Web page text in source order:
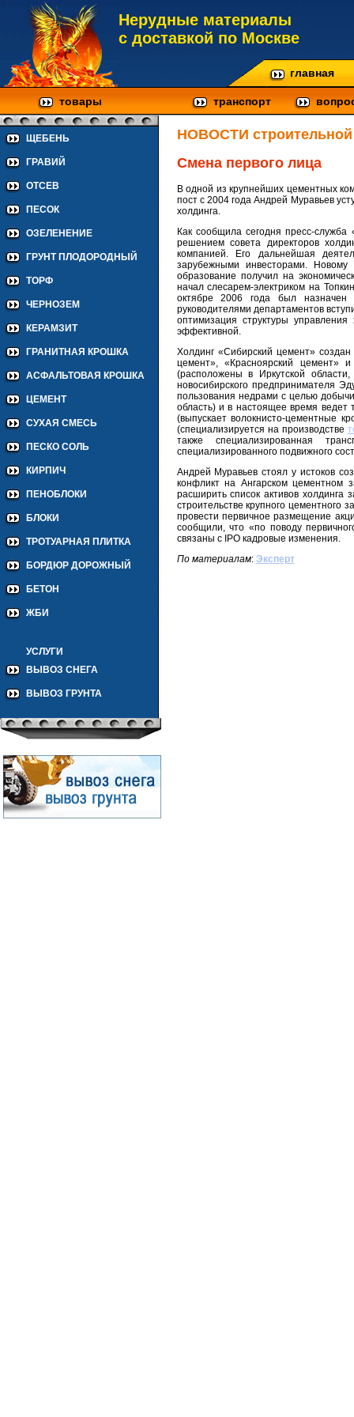
Нерудные материалы
с доставкой по Москве
главная
товары транспорт
ЩЕБЕНЬ
ГРАВИЙ
ОТСЕВ
ПЕСОК
ОЗЕЛЕНЕНИЕ
ГРУНТ ПЛОДОРОДНЫЙ
ТОРФ
ЧЕРНОЗЕМ
КЕРАМЗИТ
ГРАНИТНАЯ КРОШКА
АСФАЛЬТОВАЯ КРОШКА
ЦЕМЕНТ
СУХАЯ СМЕСЬ
ПЕСКО СОЛЬ
КИРПИЧ
ПЕНОБЛОКИ
БЛОКИ
ТРОТУАРНАЯ ПЛИТКА
БОРДЮР ДОРОЖНЫЙ
БЕТОН
ЖБИ
УСЛУГИ
ВЫВОЗ СНЕГА
ВЫВОЗ ГРУНТА
НОВОСТИ строительной
Смена первого лица
В одной из крупнейших цементных
пост с 2004 года Андрей Муравьев
холдинга.
Как сообщила сегодня пресс-служба
решением совета директоров
компанией. Его дальнейшая
зарубежными инвесторами.
образование получил на
начал слесарем-электриком на
октябре 2006 года был
руководителями департаментов
оптимизация структуры
эффективной.
Холдинг «Сибирский цемент» создан
цемент», «Красноярский цемент»
(расположены в Иркутской
новосибирского предпринимателя
пользования недрами с целью
область) и в настоящее время ведет
(выпускает волокнисто-цементные
(специализируется на производстве
также специализированная
специализированного подвижного
Андрей Муравьев стоял у истоков
конфликт на Ангарском цементном
расширить список активов холдинга
строительстве крупного цементного
провести первичное размещение
сообщили, что «по поводу
связаны с IPO кадровые изменения.
По материалам: Эксперт